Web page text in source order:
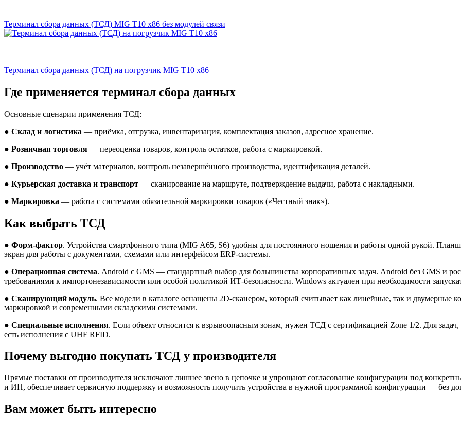
Терминал сбора данных (ТСД) MIG T10 х86 без модулей связи
Терминал сбора данных (ТСД) на погрузчик MIG T10 х86
Где применяется терминал сбора данных
Основные сценарии применения ТСД:
● Склад и логистика — приёмка, отгрузка, инвентаризация, комплектация заказов, адресное хранение.
● Розничная торговля — переоценка товаров, контроль остатков, работа с маркировкой.
● Производство — учёт материалов, контроль незавершённого производства, идентификация деталей.
● Курьерская доставка и транспорт — сканирование на маршруте, подтверждение выдачи, работа с накладными.
● Маркировка — работа с системами обязательной маркировки товаров («Честный знак»).
Как выбрать ТСД
● Форм-фактор. Устройства смартфонного типа (MIG A65, S6) удобны для постоянного ношения и работы одной рукой.
экран для работы с документами, схемами или интерфейсом ERP-системы.
● Операционная система. Android с GMS — стандартный выбор для большинства корпоративных задач. Android без GMS и
требованиями к импортонезависимости или особой политикой ИТ-безопасности. Windows актуален при необходимости
● Сканирующий модуль. Все модели в каталоге оснащены 2D-сканером, который считывает как линейные, так и двумерные
маркировкой и современными складскими системами.
● Специальные исполнения. Если объект относится к взрывоопасным зонам, нужен ТСД с сертификацией Zone 1/2. Для
есть исполнения с UHF RFID.
Почему выгодно покупать ТСД у производителя
Прямые поставки от производителя исключают лишнее звено в цепочке и упрощают согласование конфигурации под
и ИП, обеспечивает сервисную поддержку и возможность получить устройства в нужной программной конфигурации — без
Вам может быть интересно